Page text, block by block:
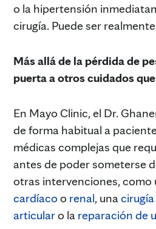
o la hipertensión
cirugía. Puede ser
Más allá de la pérdida de
puerta a otros cuidados
En Mayo Clinic, el Dr.
de forma habitual a
médicas complejas que
antes de poder someterse
otras intervenciones, como
cardíaco o renal, una
articularo la reparación de